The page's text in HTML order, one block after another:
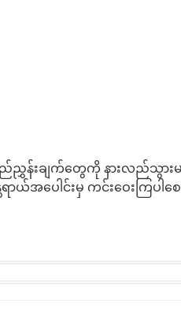
ညွှန်းချက်တွေကို နားလည်သွား
ာယ်အပေါင်းမှ ကင်းဝေးကြပါ